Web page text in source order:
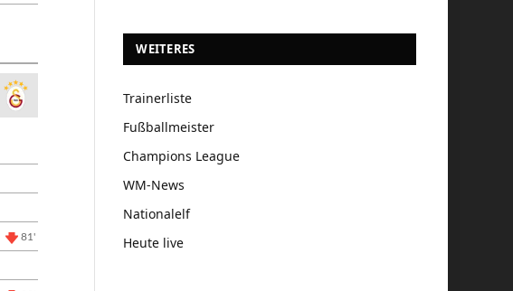
81'
WEITERES
Trainerliste
Fußballmeister
Champions League
WM-News
Nationalelf
Heute live